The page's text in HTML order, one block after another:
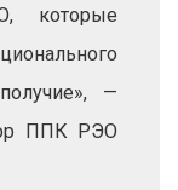
которые
—
ППК РЭО